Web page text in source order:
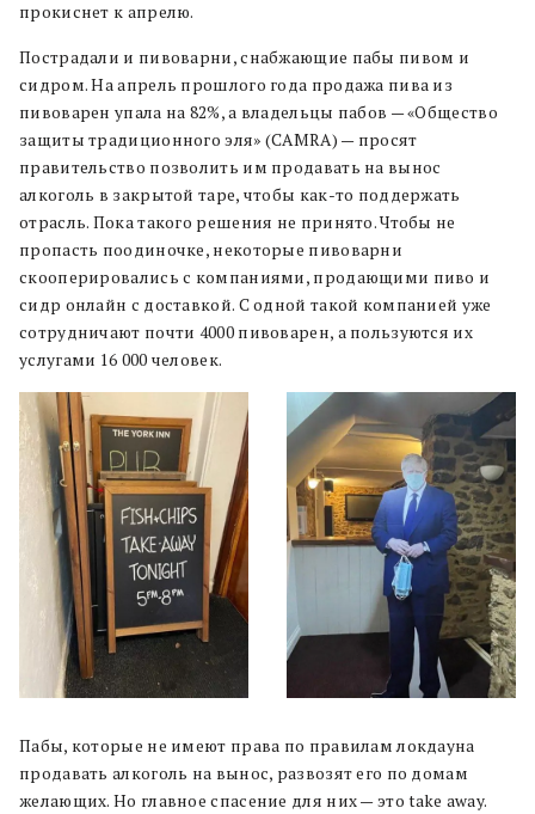
прокиснет к апрелю.
Пострадали и пивоварни, снабжающие пабы пивом и
сидром. На апрель прошлого года продажа пива из
пивоварен упала на 82%, а владельцы пабов — «Общество
защиты традиционного эля» (CAMRA) — просят
правительство позволить им продавать на вынос
алкоголь в закрытой таре, чтобы как-то поддержать
отрасль. Пока такого решения не принято. Чтобы не
пропасть поодиночке, некоторые пивоварни
скооперировались с компаниями, продающими пиво и
сидр онлайн с доставкой. С одной такой компанией уже
сотрудничают почти 4000 пивоварен, а пользуются их
услугами 16 000 человек.
Пабы, которые не имеют права по правилам локдауна
продавать алкоголь на вынос, развозят его по домам
желающих. Но главное спасение для них — это take away.